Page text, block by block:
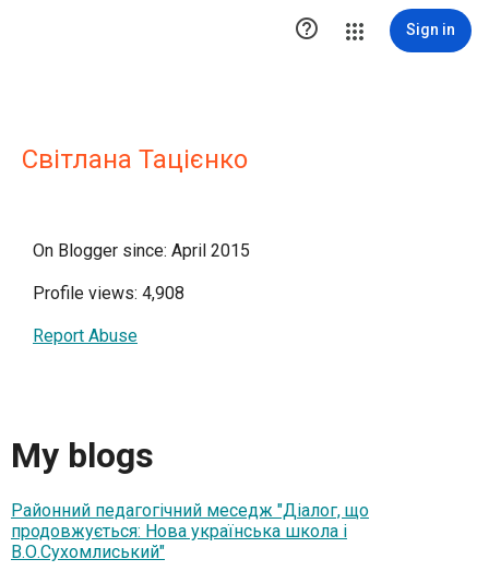
 Sign in
Світлана Тацієнко
On Blogger since: April 2015
Profile views: 4,908
Report Abuse
My blogs
Районний педагогічний меседж "Діалог, що
продовжується: Нова українська школа і
В.О.Сухомлиський"